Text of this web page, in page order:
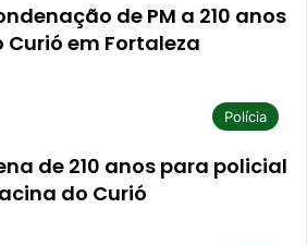
de PM a 210 anos
em Fortaleza
Polícia
de 210 anos para policial
do Curió